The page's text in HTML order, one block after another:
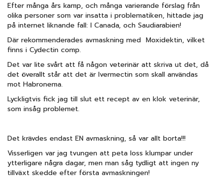
Efter många års kamp, och många varierande förslag från
olika personer som var insatta i problematiken, hittade jag
på internet liknande fall: I Canada, och Saudiarabien!
Där rekommenderades avmaskning med Moxidektin, vilket
finns i Cydectin comp.
Det var lite svårt att få någon veterinär att skriva ut det, då
det överallt står att det är Ivermectin som skall användas
mot Habronema.
Lyckligtvis fick jag till slut ett recept av en klok veterinär,
som insåg problemet.
Det krävdes endast EN avmaskning, så var allt borta!!!
Visserligen var jag tvungen att peta loss klumpar under
ytterligare några dagar, men man såg tydligt att ingen ny
tillväxt skedde efter första avmaskningen!